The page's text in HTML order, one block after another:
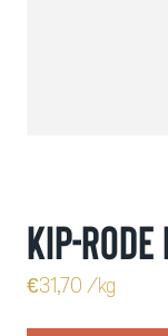
Kip-
€31,70 /kg